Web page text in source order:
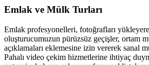
Emlak ve Mülk Turları
Emlak profesyonelleri, fotoğrafları
oluşturucumuzun pürüzsüz geçişler, ortam
açıklamaları eklemesine izin vererek sanal
Pahalı video çekim hizmetlerine ihtiyaç